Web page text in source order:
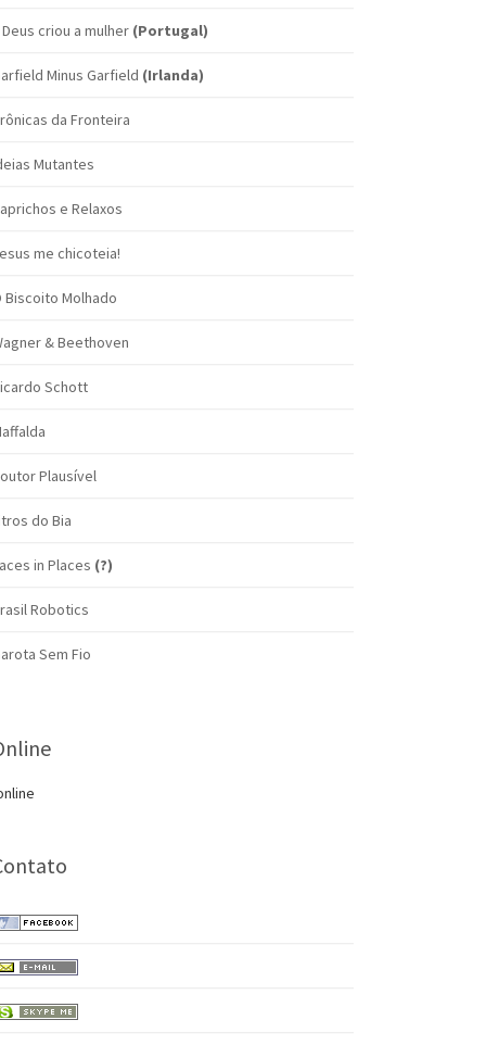
Deus criou a mulher (Portugal)
Minus Garfield (Irlanda)
da Fronteira
Mutantes
e Relaxos
me chicoteia!
Biscoito Molhado
& Beethoven
Schott
Plausível
do Bia
in Places (?)
Robotics
Sem Fio